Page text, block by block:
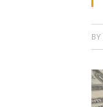
BY